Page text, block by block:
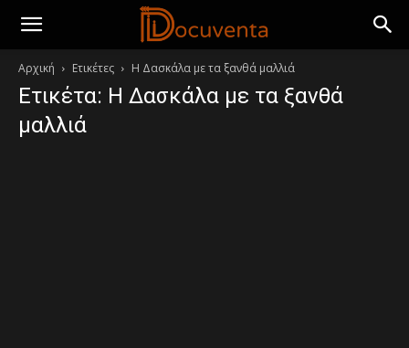
Αρχική Ετικέτες Η Δασκάλα με τα ξανθά μαλλιά
Ετικέτα: Η Δασκάλα με τα ξανθά
μαλλιά